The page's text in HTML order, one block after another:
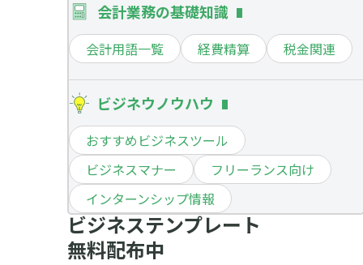
会計業務の基礎知識
会計用語一覧 経費精算 税金関連
ビジネウノウハウ
おすすめビジネスツール
ビジネスマナー
フリーランス向け
インターンシップ情報
ビジネステンプレート
無料配布中